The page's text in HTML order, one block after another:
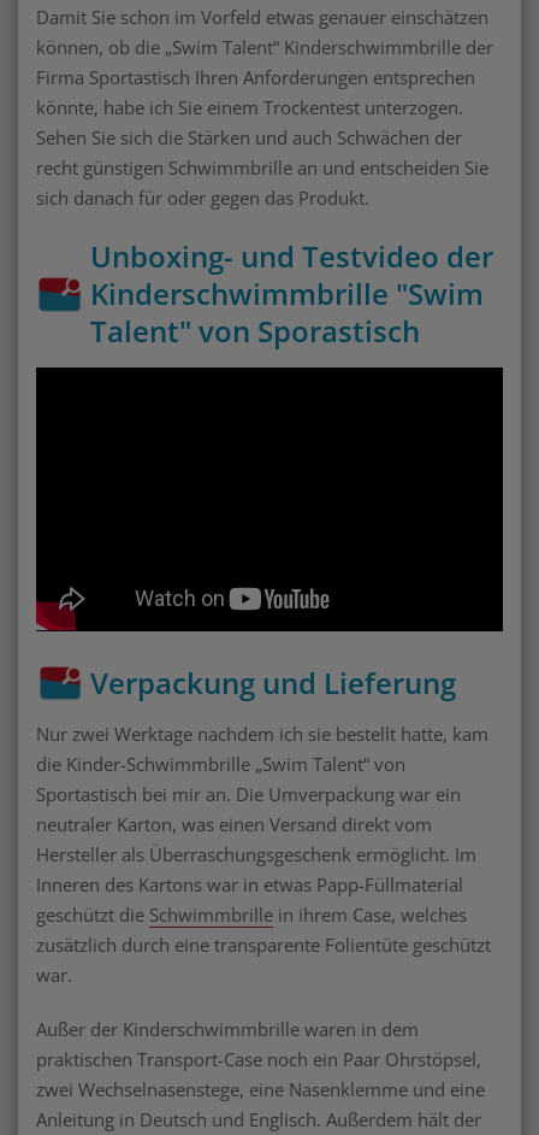
Damit Sie schon im Vorfeld etwas genauer einschätzen
können, ob die „Swim Talent“ Kinderschwimmbrille der
Firma Sportastisch Ihren Anforderungen entsprechen
könnte, habe ich Sie einem Trockentest unterzogen.
Sehen Sie sich die Stärken und auch Schwächen der
recht günstigen Schwimmbrille an und entscheiden Sie
sich danach für oder gegen das Produkt.
Unboxing- und Testvideo der
Kinderschwimmbrille "Swim
Talent" von Sporastisch
Verpackung und Lieferung
Nur zwei Werktage nachdem ich sie bestellt hatte, kam
die Kinder-Schwimmbrille „Swim Talent“ von
Sportastisch bei mir an. Die Umverpackung war ein
neutraler Karton, was einen Versand direkt vom
Hersteller als Überraschungsgeschenk ermöglicht. Im
Inneren des Kartons war in etwas Papp-Füllmaterial
geschützt die Schwimmbrille in ihrem Case, welches
zusätzlich durch eine transparente Folientüte geschützt
war.
Außer der Kinderschwimmbrille waren in dem
praktischen Transport-Case noch ein Paar Ohrstöpsel,
zwei Wechselnasenstege, eine Nasenklemme und eine
Anleitung in Deutsch und Englisch. Außerdem hält der